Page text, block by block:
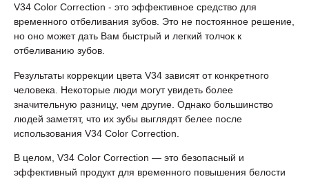
V34 Color Correction - это эффективное средство для
временного отбеливания зубов. Это не постоянное решение,
но оно может дать Вам быстрый и легкий толчок к
отбеливанию зубов.
Результаты коррекции цвета V34 зависят от конкретного
человека. Некоторые люди могут увидеть более
значительную разницу, чем другие. Однако большинство
людей заметят, что их зубы выглядят белее после
использования V34 Color Correction.
В целом, V34 Color Correction — это безопасный и
эффективный продукт для временного повышения белости